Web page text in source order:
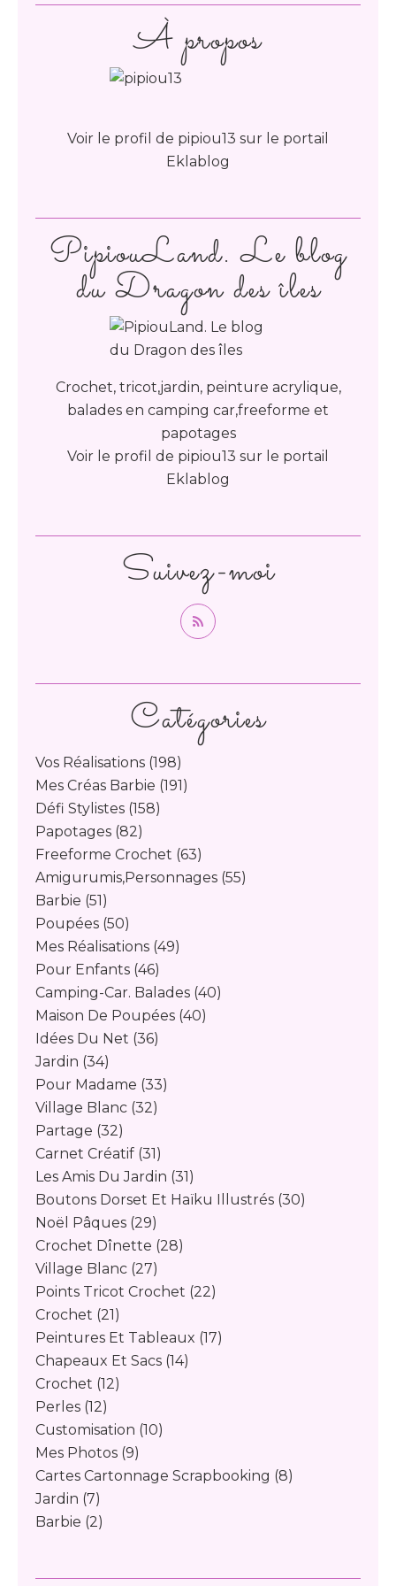
Catégories
Vos Réalisations (198)
Mes Créas Barbie (191)
Défi Stylistes (158)
Papotages (82)
Freeforme Crochet (63)
Amigurumis,personnages (55)
Barbie (51)
Poupées (50)
Mes Réalisations (49)
Pour Enfants (46)
Camping-Car. Balades (40)
Maison De Poupées (40)
Idées Du Net (36)
Jardin (34)
Pour Madame (33)
Village Blanc (32)
Partage (32)
Carnet Créatif (31)
Les Amis Du Jardin (31)
Boutons Dorset Et Haïku Illustrés (30)
Noël Pâques (29)
Crochet Dînette (28)
Village Blanc (27)
Points Tricot Crochet (22)
Crochet (21)
Peintures Et Tableaux (17)
Chapeaux Et Sacs (14)
Crochet (12)
Perles (12)
Customisation (10)
Mes Photos (9)
Cartes Cartonnage Scrapbooking (8)
Jardin (7)
Barbie (2)
PipiouLand. Le blog
du Dragon des îles
Crochet, tricot,jardin, peinture acrylique,
balades en camping car,freeforme et
papotages
Voir le profil de pipiou13 sur le portail
Eklablog
Suivez-moi
À propos
Voir le profil de pipiou13 sur le portail
Eklablog